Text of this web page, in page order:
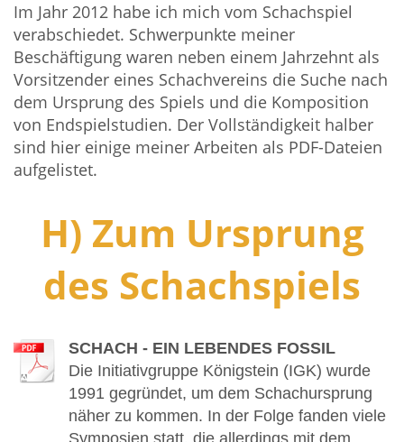
Im Jahr 2012 habe ich mich vom Schachspiel
verabschiedet. Schwerpunkte meiner
Beschäftigung waren neben einem Jahrzehnt als
Vorsitzender eines Schachvereins die Suche nach
dem Ursprung des Spiels und die Komposition
von Endspielstudien. Der Vollständigkeit halber
sind hier einige meiner Arbeiten als PDF-Dateien
aufgelistet.
H) Zum Ursprung
des Schachspiels
SCHACH - EIN LEBENDES FOSSIL
Die Initiativgruppe Königstein (IGK) wurde
1991 gegründet, um dem Schachursprung
näher zu kommen. In der Folge fanden viele
Symposien statt, die allerdings mit dem